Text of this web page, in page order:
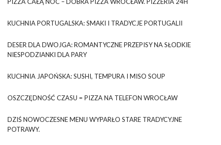
KUCHNIA PORTUGALSKA: SMAKI I TRADYCJE PORTUGALII
DESER DLA DWOJGA: ROMANTYCZNE PRZEPISY NA SŁODKIE
NIESPODZIANKI DLA PARY
KUCHNIA JAPOŃSKA: SUSHI, TEMPURA I MISO SOUP
OSZCZĘDNOŚĆ CZASU = PIZZA NA TELEFON WROCŁAW
DZIŚ NOWOCZESNE MENU WYPARŁO STARE TRADYCYJNE
POTRAWY.